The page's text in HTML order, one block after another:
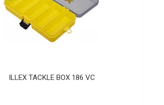
ILLEX TACKLE BOX 186 VC